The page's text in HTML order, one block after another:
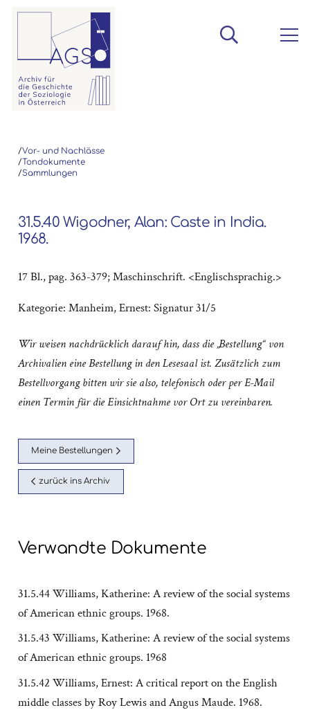
/Vor- und Nachlässe
/Tondokumente
/Sammlungen
31.5.40 Wigodner, Alan: Caste in India.
1968.
17 Bl., pag. 363-379; Maschinschrift. <Englischsprachig.>
Kategorie: Manheim, Ernest: Signatur 31/5
Wir weisen nachdrücklich darauf hin, dass die „Bestellung“ von
Archivalien eine Bestellung in den Lesesaal ist. Zusätzlich zum
Bestellvorgang bitten wir sie also, telefonisch oder per E-Mail
einen Termin für die Einsichtnahme vor Ort zu vereinbaren.
Meine Bestellungen
zurück ins Archiv
Verwandte Dokumente
31.5.44 Williams, Katherine: A review of the social systems
of American ethnic groups. 1968.
31.5.43 Williams, Katherine: A review of the social systems
of American ethnic groups. 1968
31.5.42 Williams, Ernest: A critical report on the English
middle classes by Roy Lewis and Angus Maude. 1968.